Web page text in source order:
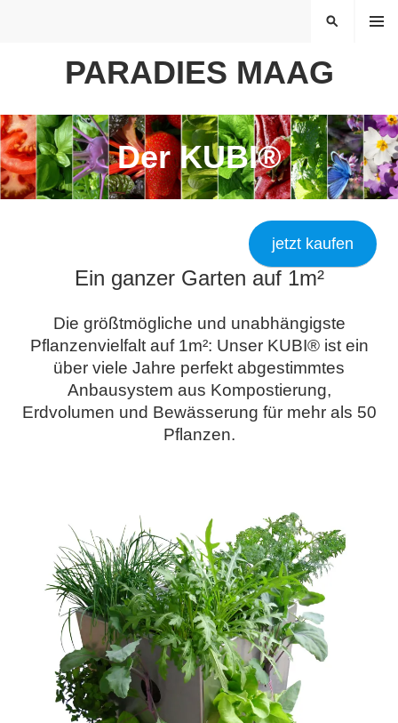
PARADIES MAAG
MENÜ
SUCHEN
Der KUBI®
jetzt kaufen
Ein ganzer Garten auf 1m²
Die größtmögliche und unabhängigste
Pflanzenvielfalt auf 1m²: Unser KUBI® ist ein
über viele Jahre perfekt abgestimmtes
Anbausystem aus Kompostierung,
Erdvolumen und Bewässerung für mehr als 50
Pflanzen.